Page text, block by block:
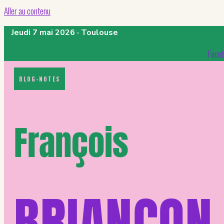
Aller au contenu
Jeudi 7 mai 2026 · Toulouse
BLOG-NOTES
François